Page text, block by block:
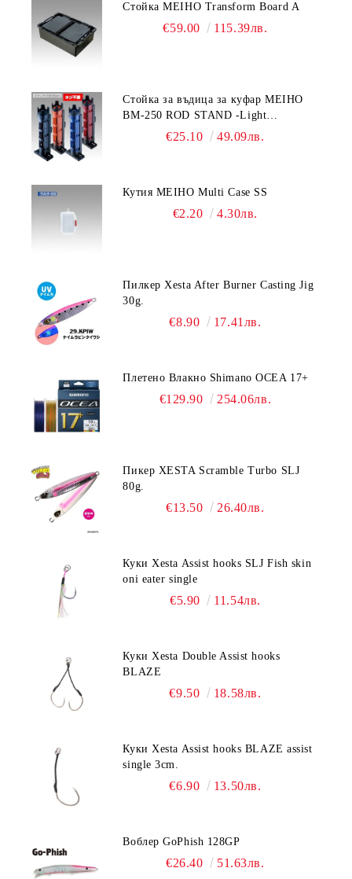
Стойка MEIHO Transform Board A
€59.00 115.39лв.
Стойка за въдица за куфар MEIHO
BM-250 ROD STAND -Light
Blue/Black color
€25.10 49.09лв.
Кутия MEIHO Multi Case SS
€2.20 4.30лв.
Пилкер Xesta After Burner Casting Jig
30g.
€8.90 17.41лв.
Плетено Влакно Shimano OCEA 17+
€129.90 254.06лв.
Пикер XESTA Scramble Turbo SLJ
80g.
€13.50 26.40лв.
Куки Xesta Assist hooks SLJ Fish skin
oni eater single
€5.90 11.54лв.
Куки Xesta Double Assist hooks
BLAZE
€9.50 18.58лв.
Куки Xesta Assist hooks BLAZE assist
single 3cm.
€6.90 13.50лв.
Воблер GoPhish 128GP
€26.40 51.63лв.